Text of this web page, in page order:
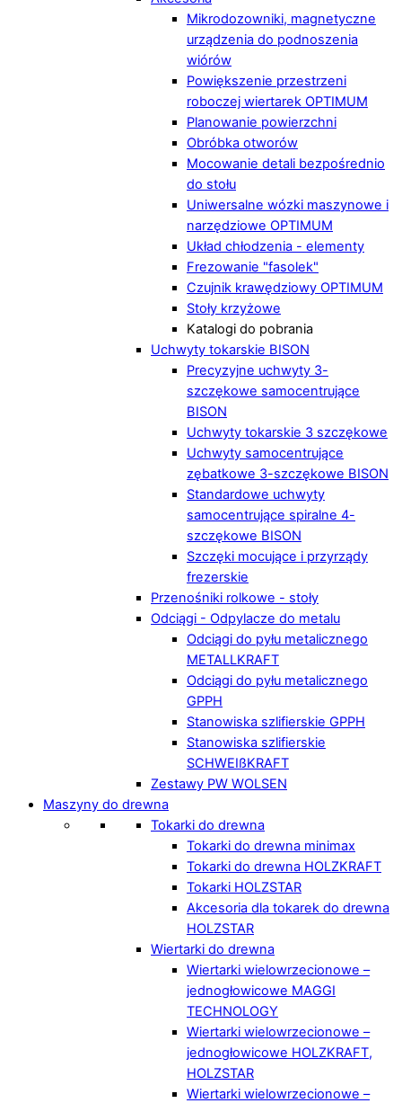
Mikrodozowniki, magnetyczne
urządzenia do podnoszenia
wiórów
Powiększenie przestrzeni
roboczej wiertarek OPTIMUM
Planowanie powierzchni
Obróbka otworów
Mocowanie detali bezpośrednio
do stołu
Uniwersalne wózki maszynowe i
narzędziowe OPTIMUM
Układ chłodzenia - elementy
Frezowanie "fasolek"
Czujnik krawędziowy OPTIMUM
Stoły krzyżowe
Katalogi do pobrania
Uchwyty tokarskie BISON
Precyzyjne uchwyty 3-
szczękowe samocentrujące
BISON
Uchwyty tokarskie 3 szczękowe
Uchwyty samocentrujące
zębatkowe 3-szczękowe BISON
Standardowe uchwyty
samocentrujące spiralne 4-
szczękowe BISON
Szczęki mocujące i przyrządy
frezerskie
Przenośniki rolkowe - stoły
Odciągi - Odpylacze do metalu
Odciągi do pyłu metalicznego
METALLKRAFT
Odciągi do pyłu metalicznego
GPPH
Stanowiska szlifierskie GPPH
Stanowiska szlifierskie
SCHWEIßKRAFT
Zestawy PW WOLSEN
Maszyny do drewna
Tokarki do drewna
Tokarki do drewna minimax
Tokarki do drewna HOLZKRAFT
Tokarki HOLZSTAR
Akcesoria dla tokarek do drewna
HOLZSTAR
Wiertarki do drewna
Wiertarki wielowrzecionowe –
jednogłowicowe MAGGI
TECHNOLOGY
Wiertarki wielowrzecionowe –
jednogłowicowe HOLZKRAFT,
HOLZSTAR
Wiertarki wielowrzecionowe –